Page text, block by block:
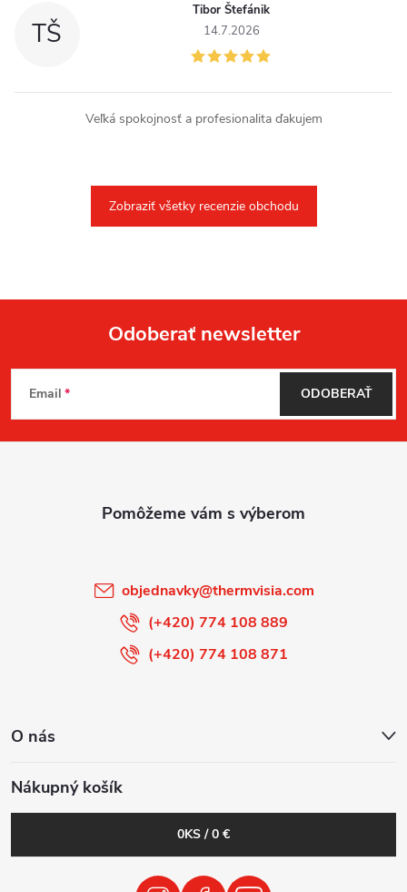
TŠ
Tibor Štefánik
14.7.2026
Veľká spokojnosť a profesionalita ďakujem
Zobraziť všetky recenzie obchodu
Z
á
p
Odoberať newsletter
Email ODOBERAŤ
objednavky@thermvisia.com
(+420) 774 108 889
(+420) 774 108 871
O nás
Nákupný košík
0KS /0 €